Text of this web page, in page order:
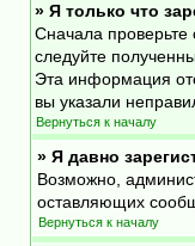
» Я только что
Сначала проверьте
следуйте
Эта информация
вы указали
Вернуться к началу
» Я давно
Возможно,
оставляющих
Вернуться к началу